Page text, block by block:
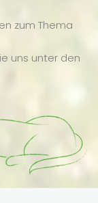
zum Thema
uns unter den